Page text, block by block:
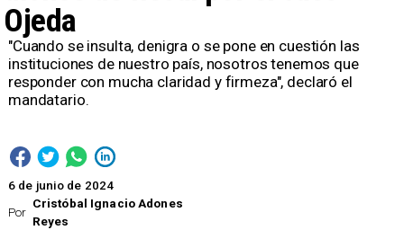
Por
Cristóbal Ignacio Adones
Reyes
Ojeda
6 de junio de 2024
​"Cuando se insulta, denigra o se pone en cuestión las
instituciones de nuestro país, nosotros tenemos que
responder con mucha claridad y firmeza", declaró el
mandatario.